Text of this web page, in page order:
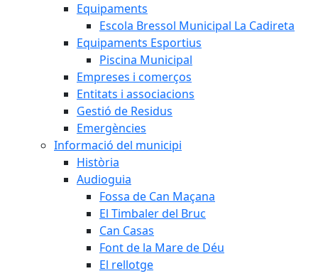
Equipaments
Escola Bressol Municipal La Cadireta
Equipaments Esportius
Piscina Municipal
Empreses i comerços
Entitats i associacions
Gestió de Residus
Emergències
Informació del municipi
Història
Audioguia
Fossa de Can Maçana
El Timbaler del Bruc
Can Casas
Font de la Mare de Déu
El rellotge